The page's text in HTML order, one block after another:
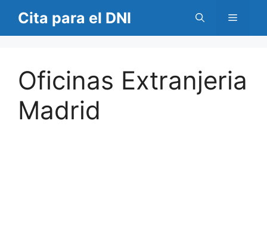
contenido
Cita para el DNI Menú
Oficinas Extranjeria
Madrid